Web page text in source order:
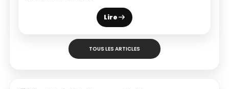
Lire
TOUS LES ARTICLES